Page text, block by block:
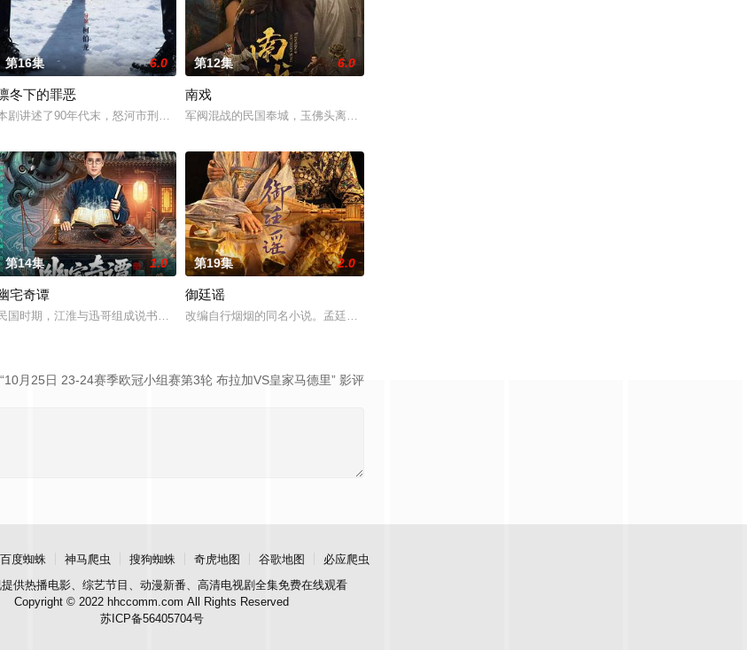
楚父以死鸣冤。楚家大小姐楚梓鸢带着滔天恨意，在屠刀落地的瞬间，灵魂跨越千
黄杨钿甜 饰），虽自小被父母忽视，在艰苦环境中长大，但她始终刻苦学习，憧憬未来。为此，苏琳苦练口语并争取到了
第16集 6.0
冬下的罪恶
剧讲述了90年代末，怒河市刑侦支队在无普及监控、无DNA鉴定技术的支持下，通过摸排、勘查等传统刑侦手段，接连破获数起重案要案的艰难
第12集 6.0
南戏
军阀混战的民国奉城，玉佛头离奇失窃，戏班主横尸戏台，将冷血少帅许又安与昆曲名伶荣筱楠推向不死不休
后，林知夏忽然对他说：“江逾白，我喜欢你，哲学和生物学意义上的喜欢。”那个夜晚，他脸颊微热，还听见自己加速的
第14集 1.0
宅奇谭
国时期，江淮与迅哥组成说书班子，偶遇“白天人住屋，晚上鬼占房”的阴阳宅，江淮被掳走配“阴婚”。他与女探长穆英搭档，侦破阎王娶亲、五鬼
第19集 2.0
御廷谣
改编自行烟烟的同名小说。孟廷辉，大平王朝有史以来个以女子进士科三元及第入翰林院的奇女子。十年前的
月25日 23-24赛季欧冠小组赛第3轮 布拉加VS皇家马德里” 影评
百度蜘蛛 神马爬虫 搜狗蜘蛛 奇虎地图 谷歌地图
必应爬虫
提供热播电影、综艺节目、动漫新番、高清电视剧全集免费在线观看
Copyright © 2022 hhccomm.com All Rights Reserved
苏ICP备56405704号